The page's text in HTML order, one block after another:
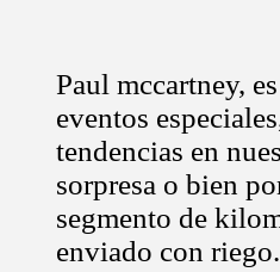
Paul mccartney,
eventos
tendencias en
sorpresa o bien
segmento de
enviado con